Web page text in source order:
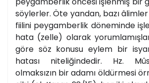
söylerler. Öte yandan, bazı âlimler
fiilini peygamberlik döneminde
hata (zelle) olarak
göre söz konusu eylem bir
hatası niteliğindedir. Hz.
olmaksızın bir adamı öldürmesi